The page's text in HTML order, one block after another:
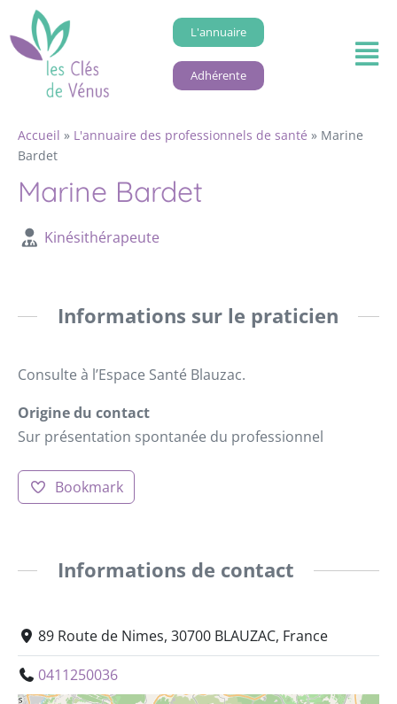
L'annuaire
Adhérente
Accueil » L'annuaire des professionnels de santé » Marine
Bardet
Marine Bardet
Kinésithérapeute
Informations sur le praticien
Consulte à l’Espace Santé Blauzac.
Origine du contact
Sur présentation spontanée du professionnel
Bookmark
Informations de contact
89 Route de Nimes, 30700 BLAUZAC, France
0411250036